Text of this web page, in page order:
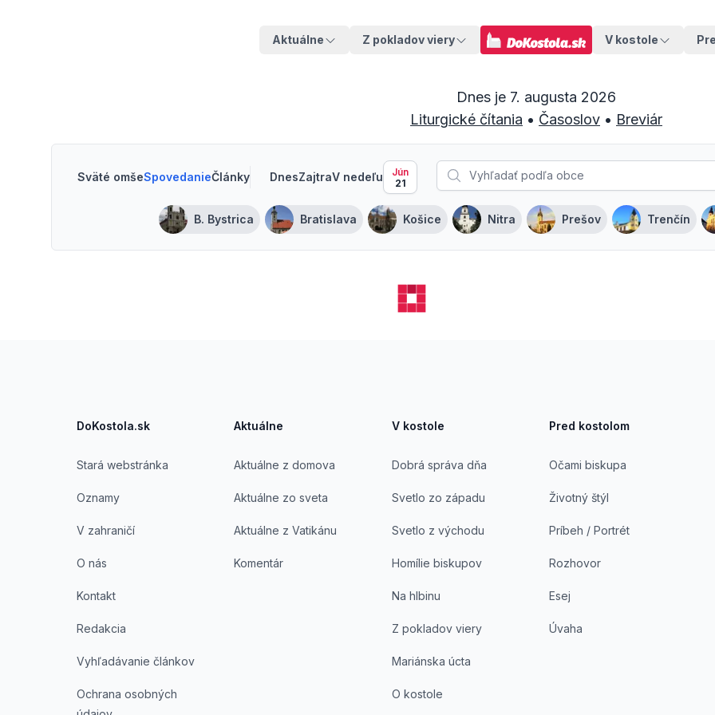
Aktuálne Z pokladov viery V kostole
Dnes je 7. augusta 2026
Liturgické čítania • Časoslov • Breviár
Sväté omšeSpovedanieČlánky DnesZajtraV nedeľu
Jún
21
B. Bystrica Bratislava Košice Nitra Prešov Trenčín
DoKostola.sk
Stará webstránka
Oznamy
V zahraničí
O nás
Kontakt
Redakcia
Vyhľadávanie článkov
Ochrana osobných
Aktuálne
Aktuálne z domova
Aktuálne zo sveta
Aktuálne z Vatikánu
Komentár
V kostole
Dobrá správa dňa
Svetlo zo západu
Svetlo z východu
Homílie biskupov
Na hlbinu
Z pokladov viery
Mariánska úcta
O kostole
Pred kostolom
Očami biskupa
Životný štýl
Príbeh / Portrét
Rozhovor
Esej
Úvaha